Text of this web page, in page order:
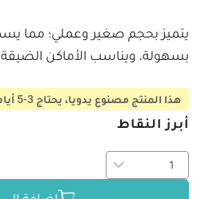
يتميز بحجم صغير وعملي؛ مما
بسهولة، ويناسب الأماكن
هذا المنتج مصنوع يدويا، يحتاج 3-5 أيام عمل ليصل لمستودعاتنا
أبرز النقاط